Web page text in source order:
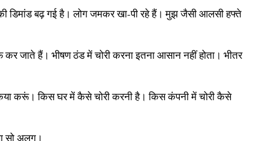
डिमांड बढ़ गई है। लोग जमकर खा-पी रहे हैं। मुझ जैसी आलसी हफ्ते
कर जाते हैं। भीषण ठंड में चोरी करना इतना आसान नहीं होता। भीतर
करूं। किस घर में कैसे चोरी करनी है। किस कंपनी में चोरी कैसे
सो अलग।